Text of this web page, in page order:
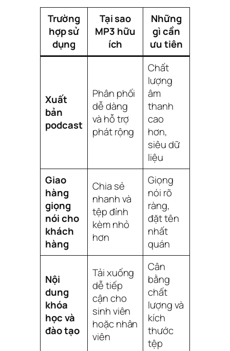
Trường
hợp sử
dụng
Tại sao
MP3 hữu
ích
Những
gì cần
ưu tiên
Xuất
bản
podcast
Phân phối
dễ dàng
và hỗ trợ
phát rộng
Chất
lượng
âm
thanh
cao
hơn,
siêu dữ
liệu
Giao
hàng
giọng
nói cho
khách
hàng
Chia sẻ
nhanh và
tệp đính
kèm nhỏ
hơn
Giọng
nói rõ
ràng,
đặt tên
nhất
quán
Nội
dung
khóa
học và
đào tạo
Tải xuống
dễ tiếp
cận cho
sinh viên
hoặc nhân
viên
Cân
bằng
chất
lượng và
kích
thước
tệp